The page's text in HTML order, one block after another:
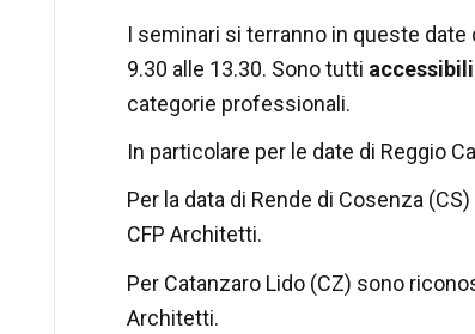
I seminari si terranno in queste date
9.30 alle 13.30. Sono tutti
categorie professionali.
In particolare per le date di Reggio
Per la data di Rende di Cosenza
CFP Architetti.
Per Catanzaro Lido (CZ) sono
Architetti.